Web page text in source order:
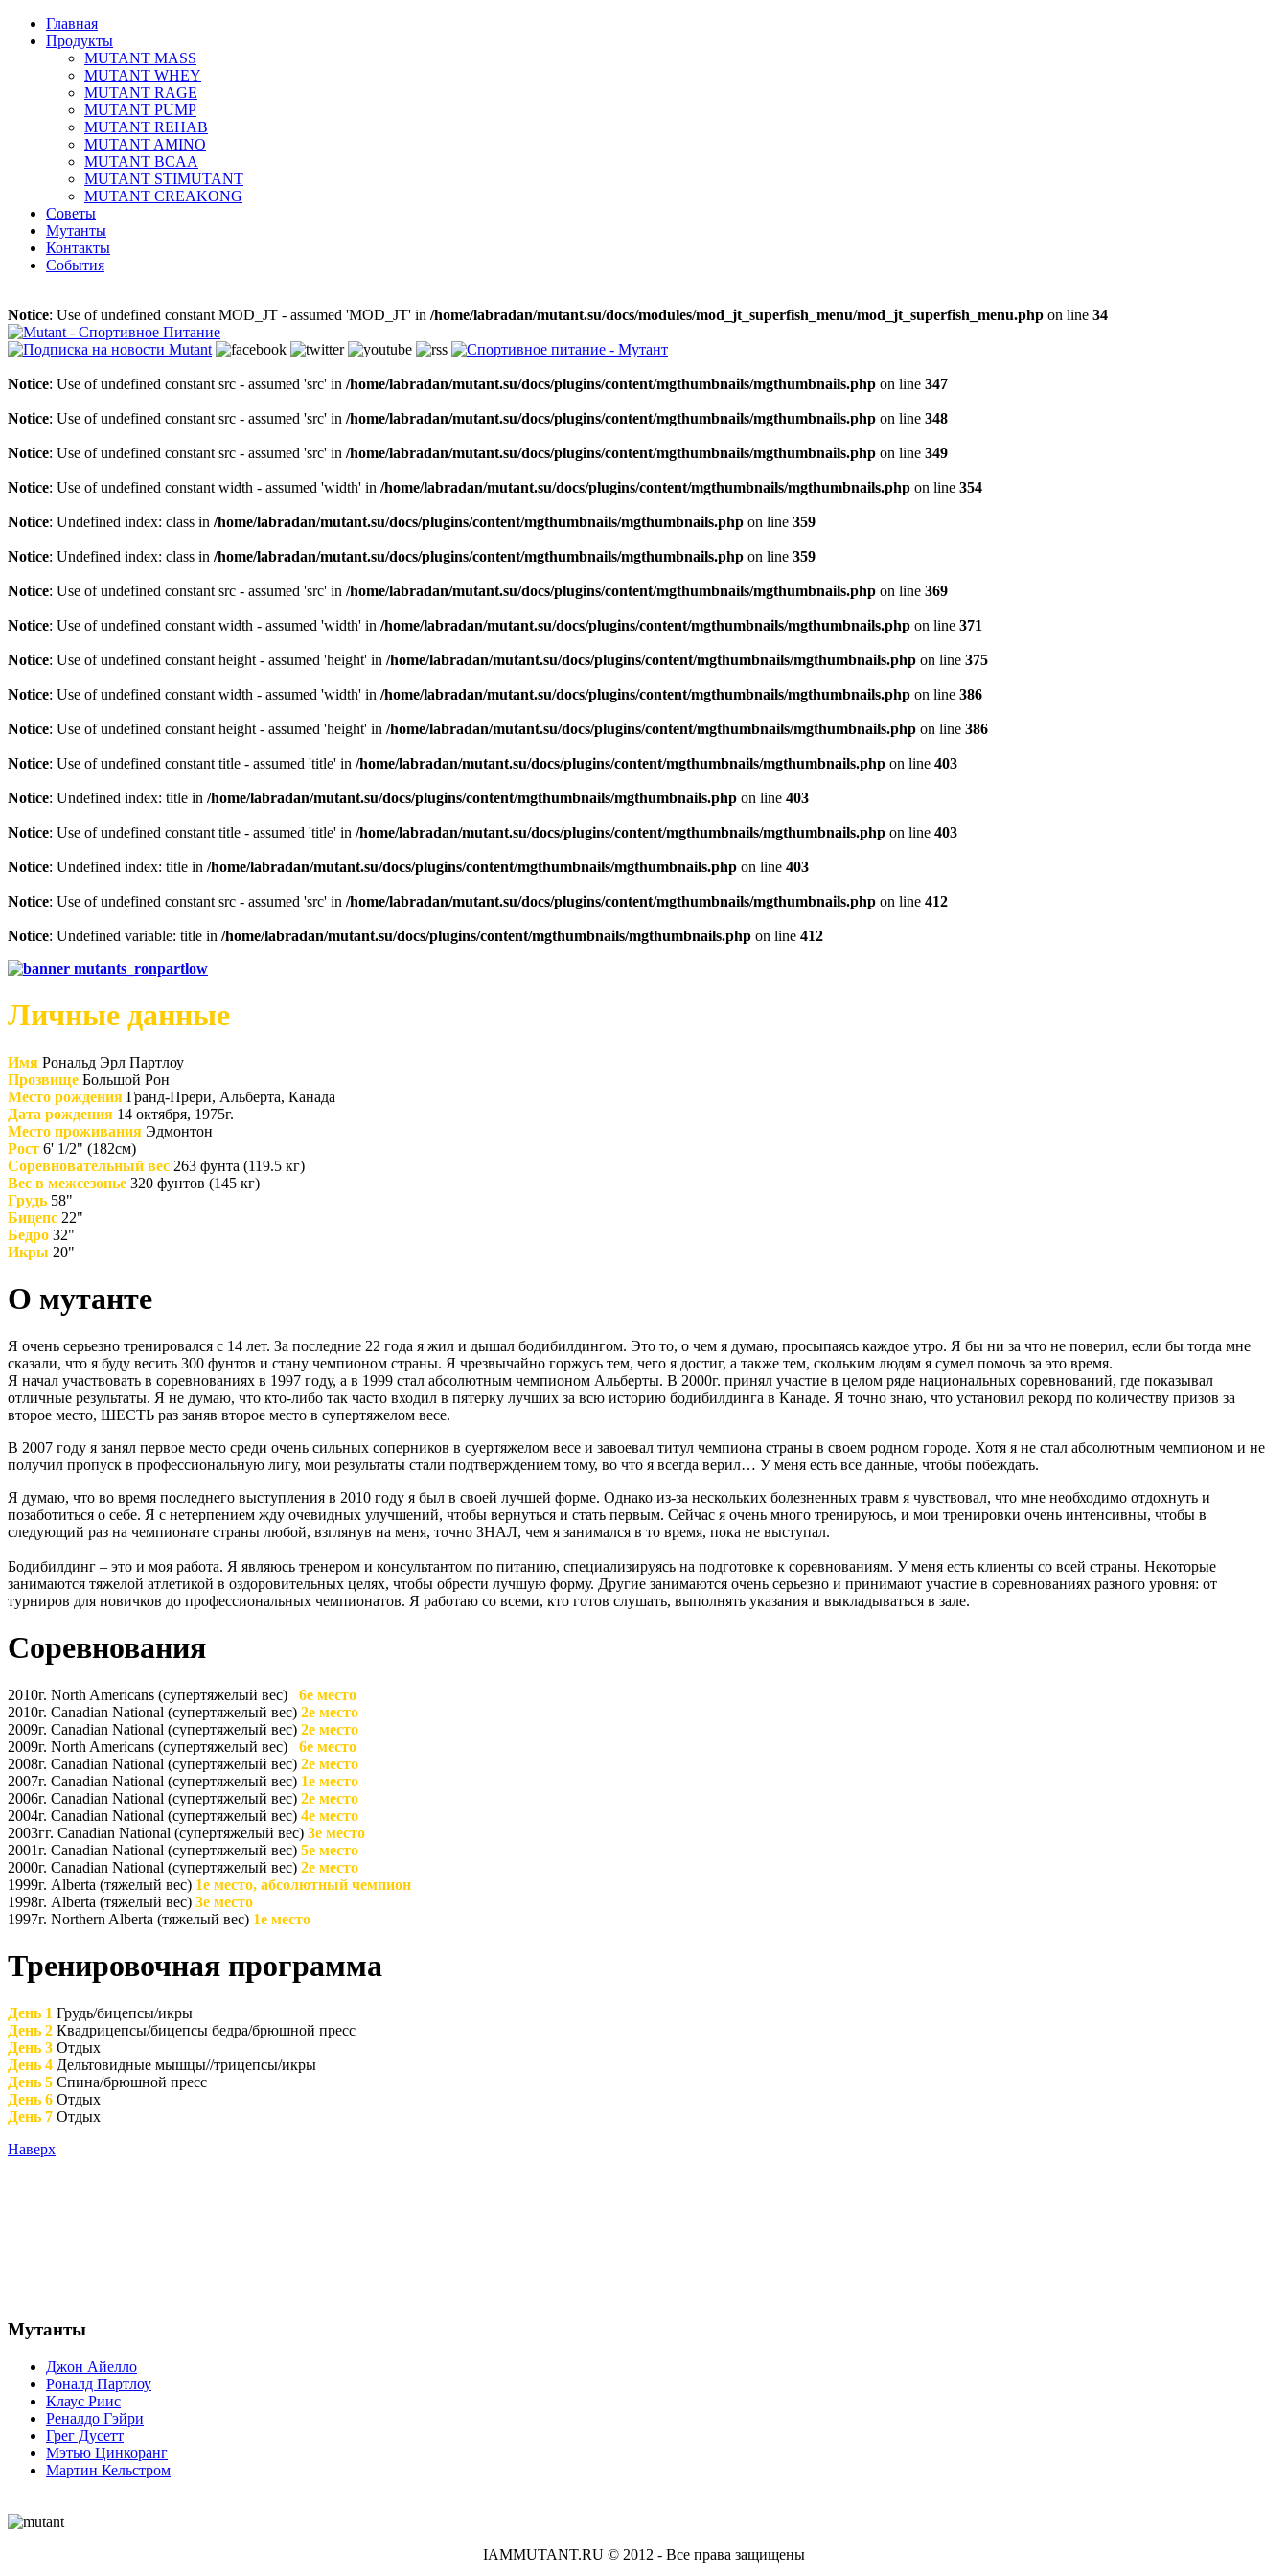
Главная
Продукты
MUTANT MASS
MUTANT WHEY
MUTANT RAGE
MUTANT PUMP
MUTANT REHAB
MUTANT AMINO
MUTANT BCAA
MUTANT STIMUTANT
MUTANT CREAKONG
Советы
Мутанты
Контакты
События
Notice: Use of undefined constant MOD_JT - assumed 'MOD_JT' in /home/labradan/mutant.su/docs/modules/mod_jt_superfish_menu/mod_jt_superfish_menu.php on line 34
Notice: Use of undefined constant src - assumed 'src' in /home/labradan/mutant.su/docs/plugins/content/mgthumbnails/mgthumbnails.php on line 347
Notice: Use of undefined constant src - assumed 'src' in /home/labradan/mutant.su/docs/plugins/content/mgthumbnails/mgthumbnails.php on line 348
Notice: Use of undefined constant src - assumed 'src' in /home/labradan/mutant.su/docs/plugins/content/mgthumbnails/mgthumbnails.php on line 349
Notice: Use of undefined constant width - assumed 'width' in /home/labradan/mutant.su/docs/plugins/content/mgthumbnails/mgthumbnails.php on line 354
Notice: Undefined index: class in /home/labradan/mutant.su/docs/plugins/content/mgthumbnails/mgthumbnails.php on line 359
Notice: Undefined index: class in /home/labradan/mutant.su/docs/plugins/content/mgthumbnails/mgthumbnails.php on line 359
Notice: Use of undefined constant src - assumed 'src' in /home/labradan/mutant.su/docs/plugins/content/mgthumbnails/mgthumbnails.php on line 369
Notice: Use of undefined constant width - assumed 'width' in /home/labradan/mutant.su/docs/plugins/content/mgthumbnails/mgthumbnails.php on line 371
Notice: Use of undefined constant height - assumed 'height' in /home/labradan/mutant.su/docs/plugins/content/mgthumbnails/mgthumbnails.php on line 375
Notice: Use of undefined constant width - assumed 'width' in /home/labradan/mutant.su/docs/plugins/content/mgthumbnails/mgthumbnails.php on line 386
Notice: Use of undefined constant height - assumed 'height' in /home/labradan/mutant.su/docs/plugins/content/mgthumbnails/mgthumbnails.php on line 386
Notice: Use of undefined constant title - assumed 'title' in /home/labradan/mutant.su/docs/plugins/content/mgthumbnails/mgthumbnails.php on line 403
Notice: Undefined index: title in /home/labradan/mutant.su/docs/plugins/content/mgthumbnails/mgthumbnails.php on line 403
Notice: Use of undefined constant title - assumed 'title' in /home/labradan/mutant.su/docs/plugins/content/mgthumbnails/mgthumbnails.php on line 403
Notice: Undefined index: title in /home/labradan/mutant.su/docs/plugins/content/mgthumbnails/mgthumbnails.php on line 403
Notice: Use of undefined constant src - assumed 'src' in /home/labradan/mutant.su/docs/plugins/content/mgthumbnails/mgthumbnails.php on line 412
Notice: Undefined variable: title in /home/labradan/mutant.su/docs/plugins/content/mgthumbnails/mgthumbnails.php on line 412
Личные данные
Имя Рональд Эрл Партлоу
Прозвище Большой Рон
Место рождения Гранд-Прери, Альберта, Канада
Дата рождения 14 октября, 1975г.
Место проживания Эдмонтон
Рост 6' 1/2" (182см)
Соревновательный вес 263 фунта (119.5 кг)
Вес в межсезонье 320 фунтов (145 кг)
Грудь 58"
Бицепс 22"
Бедро 32"
Икры 20"
О мутанте
Я очень серьезно тренировался с 14 лет. За последние 22 года я жил и дышал бодибилдингом. Это то, о чем я думаю, просыпаясь каждое утро. Я бы ни за что не поверил, если бы тогда мне
сказали, что я буду весить 300 фунтов и стану чемпионом страны. Я чрезвычайно горжусь тем, чего я достиг, а также тем, скольким людям я сумел помочь за это время.
Я начал участвовать в соревнованиях в 1997 году, а в 1999 стал абсолютным чемпионом Альберты. В 2000г. принял участие в целом ряде национальных соревнований, где показывал
отличные результаты. Я не думаю, что кто-либо так часто входил в пятерку лучших за всю историю бодибилдинга в Канаде. Я точно знаю, что установил рекорд по количеству призов за
второе место, ШЕСТЬ раз заняв второе место в супертяжелом весе.
В 2007 году я занял первое место среди очень сильных соперников в суертяжелом весе и завоевал титул чемпиона страны в своем родном городе. Хотя я не стал абсолютным чемпионом и не
получил пропуск в профессиональную лигу, мои результаты стали подтверждением тому, во что я всегда верил… У меня есть все данные, чтобы побеждать.
Я думаю, что во время последнего выступления в 2010 году я был в своей лучшей форме. Однако из-за нескольких болезненных травм я чувствовал, что мне необходимо отдохнуть и
позаботиться о себе. Я с нетерпением жду очевидных улучшений, чтобы вернуться и стать первым. Сейчас я очень много тренируюсь, и мои тренировки очень интенсивны, чтобы в
следующий раз на чемпионате страны любой, взглянув на меня, точно ЗНАЛ, чем я занимался в то время, пока не выступал.
Бодибилдинг – это и моя работа. Я являюсь тренером и консультантом по питанию, специализируясь на подготовке к соревнованиям. У меня есть клиенты со всей страны. Некоторые
занимаются тяжелой атлетикой в оздоровительных целях, чтобы обрести лучшую форму. Другие занимаются очень серьезно и принимают участие в соревнованиях разного уровня: от
турниров для новичков до профессиональных чемпионатов. Я работаю со всеми, кто готов слушать, выполнять указания и выкладываться в зале.
Соревнования
2010г. North Americans (супертяжелый вес) 6е место
2010г. Canadian National (супертяжелый вес) 2е место
2009г. Canadian National (супертяжелый вес) 2е место
2009г. North Americans (супертяжелый вес) 6е место
2008г. Canadian National (супертяжелый вес) 2е место
2007г. Canadian National (супертяжелый вес) 1е место
2006г. Canadian National (супертяжелый вес) 2е место
2004г. Canadian National (супертяжелый вес) 4е место
2003гг. Canadian National (супертяжелый вес) 3е место
2001г. Canadian National (супертяжелый вес) 5е место
2000г. Canadian National (супертяжелый вес) 2е место
1999г. Alberta (тяжелый вес) 1е место, абсолютный чемпион
1998г. Alberta (тяжелый вес) 3е место
1997г. Northern Alberta (тяжелый вес) 1е место
Тренировочная программа
День 1 Грудь/бицепсы/икры
День 2 Квадрицепсы/бицепсы бедра/брюшной пресс
День 3 Отдых
День 4 Дельтовидные мышцы//трицепсы/икры
День 5 Спина/брюшной пресс
День 6 Отдых
День 7 Отдых
Наверх
Мутанты
Джон Айелло
Роналд Партлоу
Клаус Риис
Реналдо Гэйри
Грег Дусетт
Мэтью Цинкоранг
Мартин Кельстром
IAMMUTANT.RU © 2012 - Все права защищены